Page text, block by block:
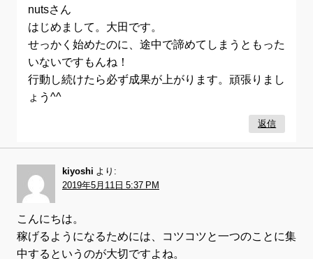
nutsさん
はじめまして。大田です。
せっかく始めたのに、途中で諦めてしまうともった
いないですもんね！
行動し続けたら必ず成果が上がります。頑張りまし
ょう^^
返信
kiyoshi より:
2019年5月11日 5:37 PM
こんにちは。
稼げるようになるためには、コツコツと一つのことに集
中するというのが大切ですよね。